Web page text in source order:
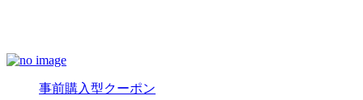
事前購入型クーポン